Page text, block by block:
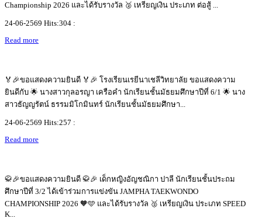
Championship 2026 และได้รับรางวัล 🥈 เหรียญเงิน ประเภท ต่อสู้ ...
24-06-2569 Hits:304 :
Read more
🏅🎉ขอแสดงความยินดี 🏅🎉 โรงเรียนเรยีนาเชลีวิทยาลัย ขอแสดงความ
ยินดีกับ 🌟 นางสาวกุลอรญา เครือคำ นักเรียนชั้นมัธยมศึกษาปีที่ 6/1 🌟 นาง
สาวธัญญรัตน์ ธรรมมิโกมินทร์ นักเรียนชั้นมัธยมศึกษา...
24-06-2569 Hits:257 :
Read more
🥋🎉ขอแสดงความยินดี 🥋🎉 เด็กหญิงอัญชณิกา ปาลี นักเรียนชั้นประถม
ศึกษาปีที่ 3/2 ได้เข้าร่วมการแข่งขัน JAMPHA TAEKWONDO
CHAMPIONSHIP 2026 🧡🩵 และได้รับรางวัล 🥈 เหรียญเงิน ประเภท SPEED
K...